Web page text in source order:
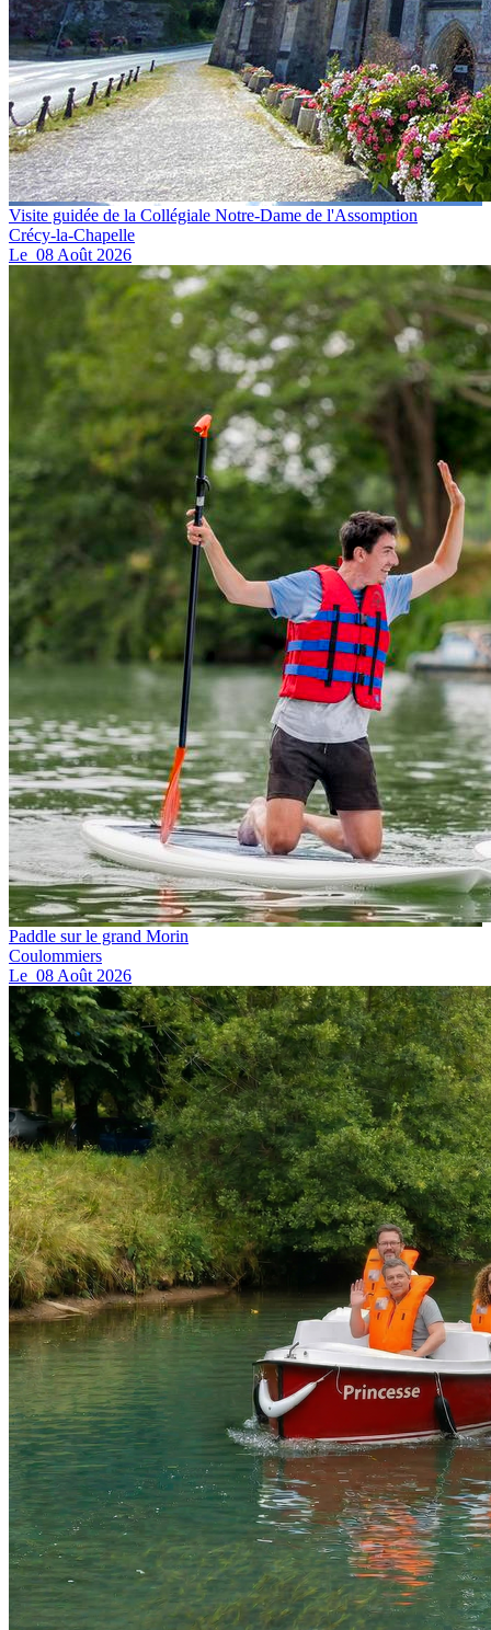
Visite guidée de la Collégiale Notre-Dame de l'Assomption
Crécy-la-Chapelle
Le 08 Août 2026
Paddle sur le grand Morin
Coulommiers
Le 08 Août 2026